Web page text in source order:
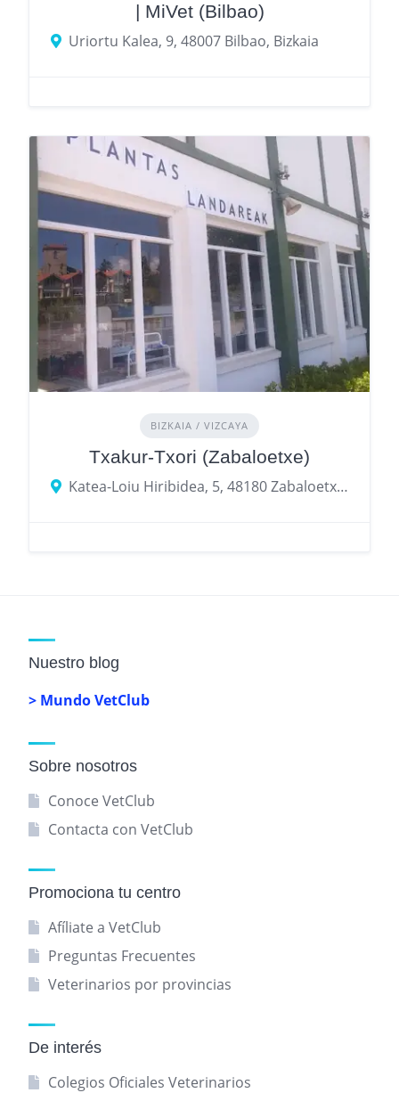
| MiVet (Bilbao)
Uriortu Kalea, 9, 48007 Bilbao, Bizkaia
BIZKAIA / VIZCAYA
Txakur-Txori (Zabaloetxe)
Katea-Loiu Hiribidea, 5, 48180 Zabaloetxe, Bizkaia
Nuestro blog
> Mundo VetClub
Sobre nosotros
Conoce VetClub
Contacta con VetClub
Promociona tu centro
Afíliate a VetClub
Preguntas Frecuentes
Veterinarios por provincias
De interés
Colegios Oficiales Veterinarios